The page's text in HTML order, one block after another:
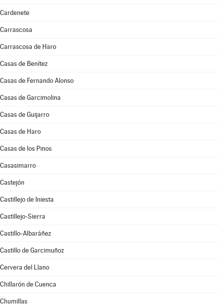
Cardenete
Carrascosa
Carrascosa de Haro
Casas de Benítez
Casas de Fernando Alonso
Casas de Garcimolina
Casas de Guijarro
Casas de Haro
Casas de los Pinos
Casasimarro
Castejón
Castillejo de Iniesta
Castillejo-Sierra
Castillo-Albaráñez
Castillo de Garcimuñoz
Cervera del Llano
Chillarón de Cuenca
Chumillas